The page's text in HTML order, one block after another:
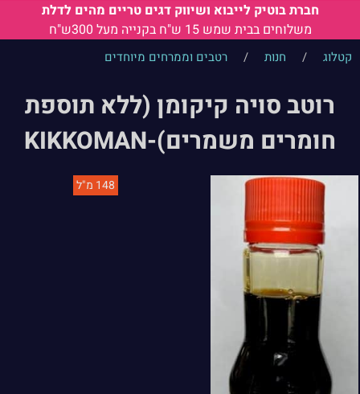
חברת בוטיק לייבוא ושיווק דגים טריים מהים לדלת
משלוחים בבית שמש 15 ש"ח בקנייה מעל 300ש"ח
קטלוג / חנות / רטבים וממרחים מיוחדים
רוטב סויה קיקומן (ללא תוספת
חומרים משמרים)-KIKKOMAN
148 מ"ל